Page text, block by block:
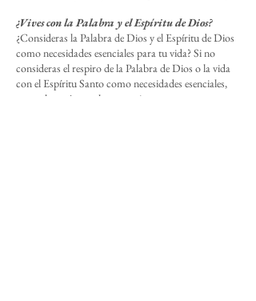
¿Vives con la Palabra y el Espíritu de Dios?
¿Consideras la Palabra de Dios y el Espíritu de Dios
como necesidades esenciales para tu vida? Si no
consideras el respiro de la Palabra de Dios o la vida
con el Espíritu Santo como necesidades esenciales,
esta es la razón por la que te sientes como un muerto